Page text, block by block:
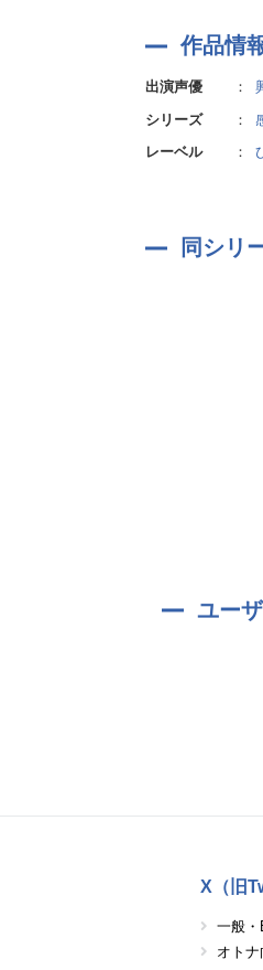
作品情
出演声優 ：
シリーズ
：
レーベル
：
同シリ
ユー
X（旧
一般・
オトナ